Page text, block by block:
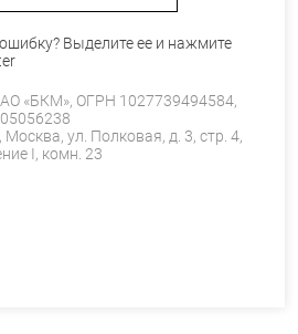
Выделите ее и нажмите
«БКМ», ОГРН 1027739494584,
Москва, ул. Полковая, д. 3, стр. 4,
I, комн. 23